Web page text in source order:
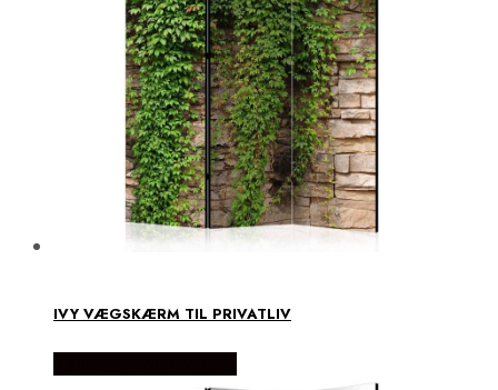
IVY VÆGSKÆRM TIL PRIVATLIV